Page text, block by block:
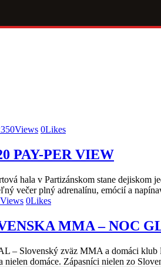
Views 0Likes
PAY-PER VIEW
hala v Partizánskom stane
večer plný adrenalínu, emócií a
Views 0Likes
MMA – NOC
– Slovenský zväz MMA a domáci
domáce. Zápasníci nielen zo